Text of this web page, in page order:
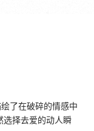
了在破碎的情感中
选择去爱的动人瞬